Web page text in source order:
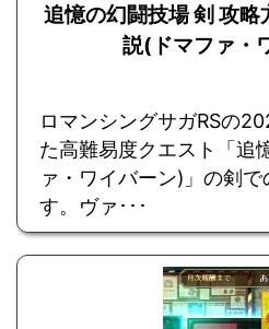
追憶の幻闘技場 剣 攻
説(ドマファ・
ロマンシングサガRSの
た高難易度クエスト「追
ァ・ワイバーン)」の剣
す。ヴァ･･･